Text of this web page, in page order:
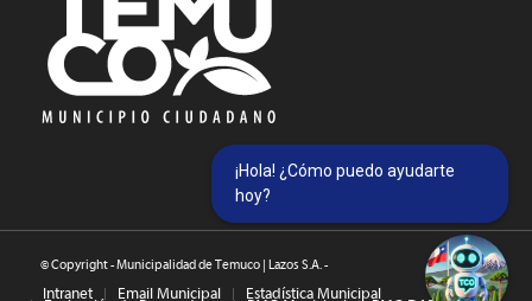
© Copyright - Municipalidad de Temuco | Lazos S.A. -
Intranet Email Municipal Estadística Municipal
¡Hola! ¿Cómo puedo ayudarte
hoy?